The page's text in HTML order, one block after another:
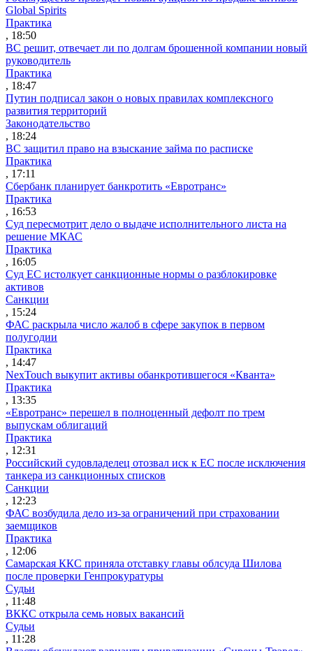
Global Spirits
Практика
, 18:50
ВС решит, отвечает ли по долгам брошенной компании новый
руководитель
Практика
, 18:47
Путин подписал закон о новых правилах комплексного
развития территорий
Законодательство
, 18:24
ВС защитил право на взыскание займа по расписке
Практика
, 17:11
Сбербанк планирует банкротить «Евротранс»
Практика
, 16:53
Суд пересмотрит дело о выдаче исполнительного листа на
решение МКАС
Практика
, 16:05
Суд ЕС истолкует санкционные нормы о разблокировке
активов
Санкции
, 15:24
ФАС раскрыла число жалоб в сфере закупок в первом
полугодии
Практика
, 14:47
NexTouch выкупит активы обанкротившегося «Кванта»
Практика
, 13:35
«Евротранс» перешел в полноценный дефолт по трем
выпускам облигаций
Практика
, 12:31
Российский судовладелец отозвал иск к ЕС после исключения
танкера из санкционных списков
Санкции
, 12:23
ФАС возбудила дело из-за ограничений при страховании
заемщиков
Практика
, 12:06
Самарская ККС приняла отставку главы облсуда Шилова
после проверки Генпрокуратуры
Судьи
, 11:48
ВККС открыла семь новых вакансий
Судьи
, 11:28